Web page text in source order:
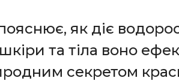
як діє
та тіла воно
секретом